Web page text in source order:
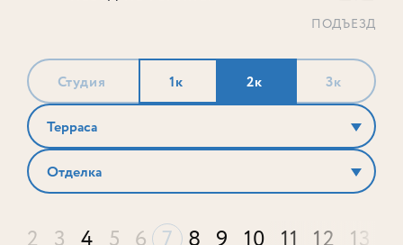
ПОДЪЕЗД
Студия 1к 2к 3к
Терраса
Отделка